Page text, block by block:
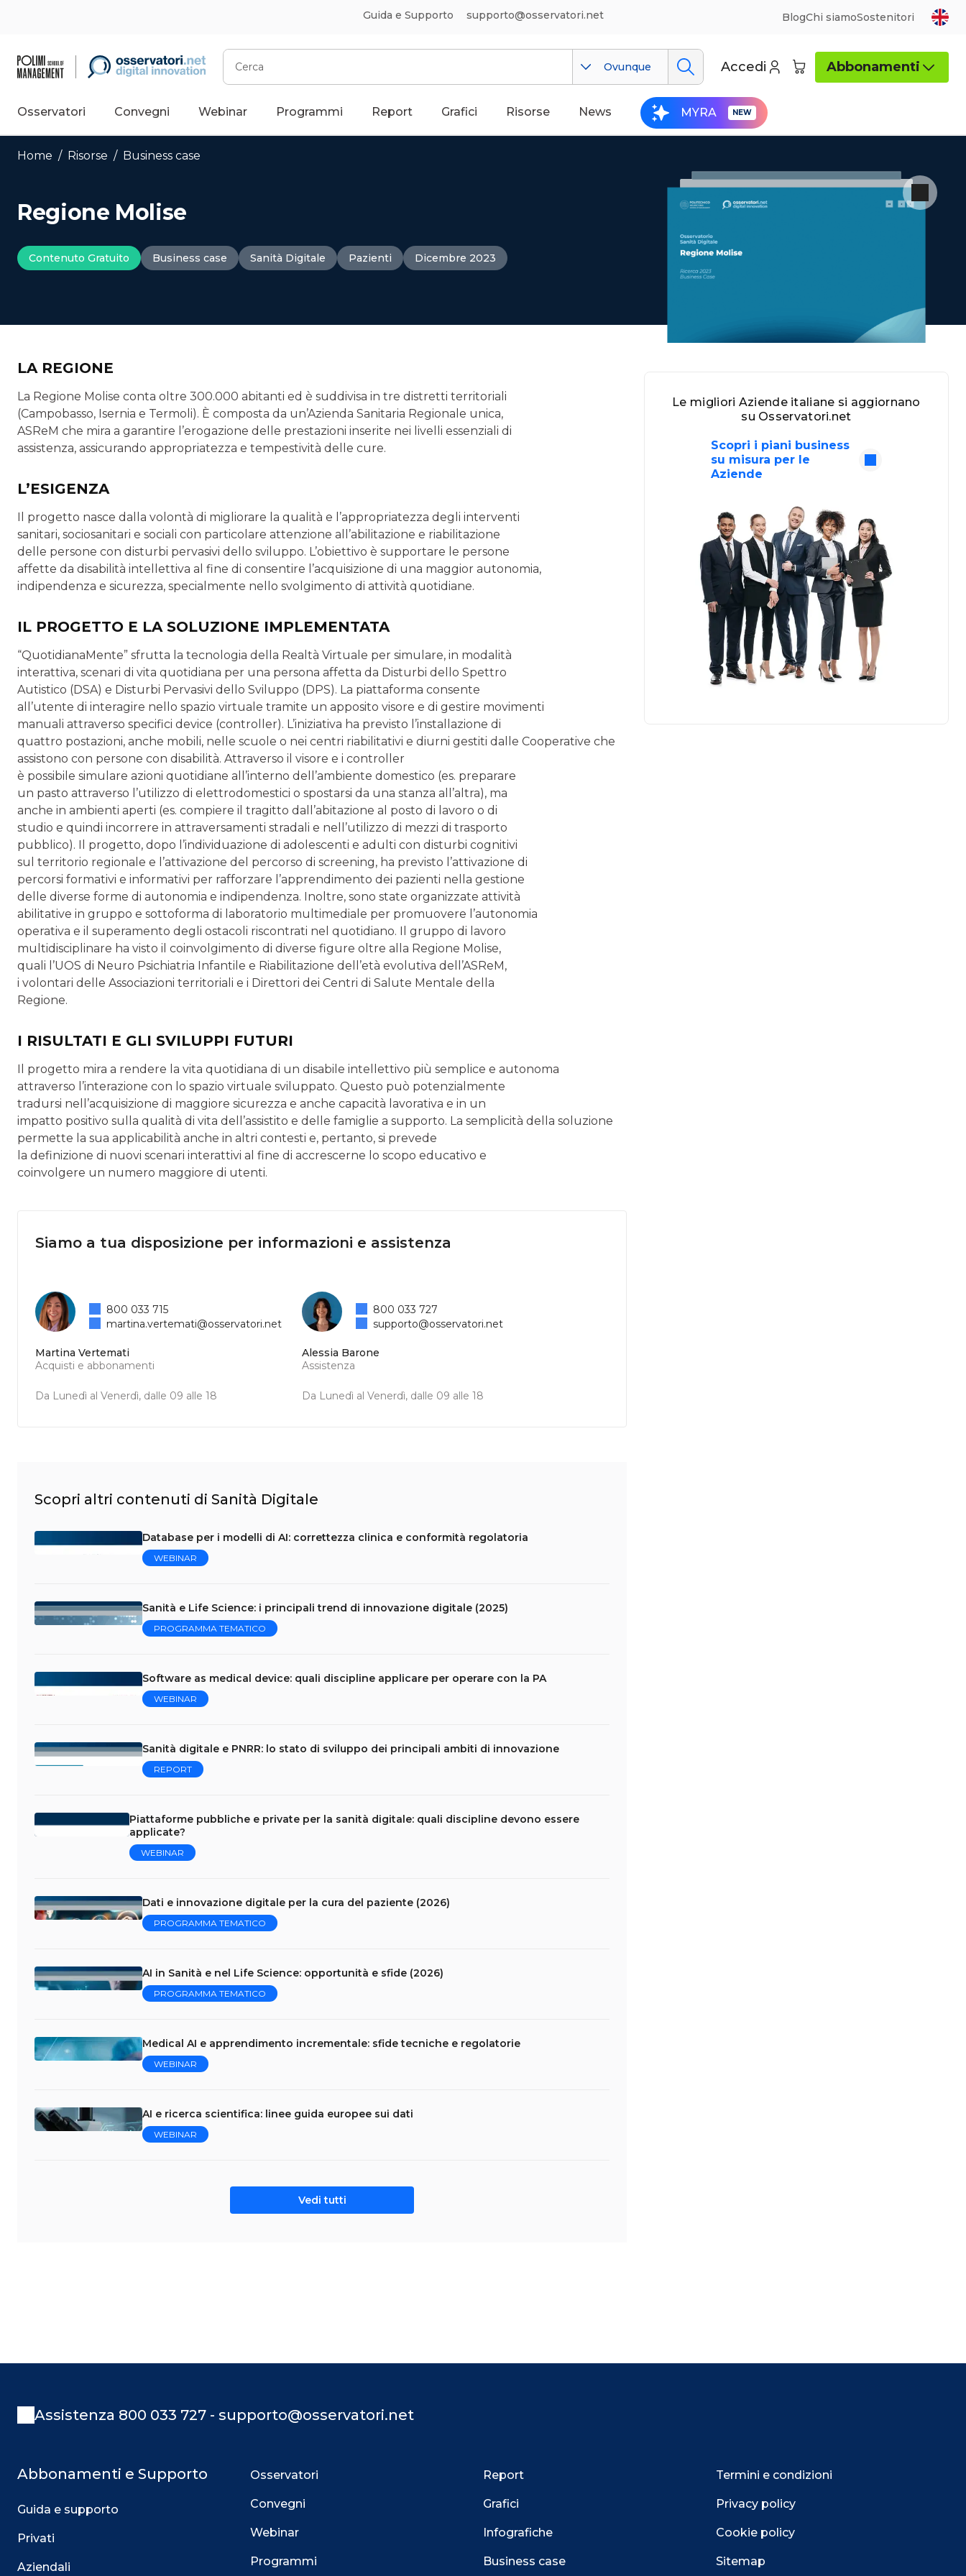
Guida e Supporto supporto@osservatori.net BlogChi siamoSostenitori
Cerca
Ovunque Accedi Abbonamenti
Osservatori Convegni Webinar Programmi Report Grafici Risorse News MYRA
Home / Risorse / Business case
Regione Molise
Contenuto Gratuito Business case Sanità Digitale Pazienti Dicembre 2023
LA REGIONE
La Regione Molise conta oltre 300.000 abitanti ed è suddivisa in tre distretti territoriali
(Campobasso, Isernia e Termoli). È composta da un’Azienda Sanitaria Regionale unica,
ASReM che mira a garantire l’erogazione delle prestazioni inserite nei livelli essenziali di
assistenza, assicurando appropriatezza e tempestività delle cure.
L’ESIGENZA
Il progetto nasce dalla volontà di migliorare la qualità e l’appropriatezza degli interventi
sanitari, sociosanitari e sociali con particolare attenzione all’abilitazione e riabilitazione
delle persone con disturbi pervasivi dello sviluppo. L’obiettivo è supportare le persone
affette da disabilità intellettiva al fine di consentire l’acquisizione di una maggior autonomia,
indipendenza e sicurezza, specialmente nello svolgimento di attività quotidiane.
IL PROGETTO E LA SOLUZIONE IMPLEMENTATA
“QuotidianaMente” sfrutta la tecnologia della Realtà Virtuale per simulare, in modalità
interattiva, scenari di vita quotidiana per una persona affetta da Disturbi dello Spettro
Autistico (DSA) e Disturbi Pervasivi dello Sviluppo (DPS). La piattaforma consente
all’utente di interagire nello spazio virtuale tramite un apposito visore e di gestire movimenti
manuali attraverso specifici device (controller). L’iniziativa ha previsto l’installazione di
quattro postazioni, anche mobili, nelle scuole o nei centri riabilitativi e diurni gestiti dalle Cooperative che
assistono con persone con disabilità. Attraverso il visore e i controller
è possibile simulare azioni quotidiane all’interno dell’ambiente domestico (es. preparare
un pasto attraverso l’utilizzo di elettrodomestici o spostarsi da una stanza all’altra), ma
anche in ambienti aperti (es. compiere il tragitto dall’abitazione al posto di lavoro o di
studio e quindi incorrere in attraversamenti stradali e nell’utilizzo di mezzi di trasporto
pubblico). Il progetto, dopo l’individuazione di adolescenti e adulti con disturbi cognitivi
sul territorio regionale e l’attivazione del percorso di screening, ha previsto l’attivazione di
percorsi formativi e informativi per rafforzare l’apprendimento dei pazienti nella gestione
delle diverse forme di autonomia e indipendenza. Inoltre, sono state organizzate attività
abilitative in gruppo e sottoforma di laboratorio multimediale per promuovere l’autonomia
operativa e il superamento degli ostacoli riscontrati nel quotidiano. Il gruppo di lavoro
multidisciplinare ha visto il coinvolgimento di diverse figure oltre alla Regione Molise,
quali l’UOS di Neuro Psichiatria Infantile e Riabilitazione dell’età evolutiva dell’ASReM,
i volontari delle Associazioni territoriali e i Direttori dei Centri di Salute Mentale della
Regione.
I RISULTATI E GLI SVILUPPI FUTURI
Il progetto mira a rendere la vita quotidiana di un disabile intellettivo più semplice e autonoma
attraverso l’interazione con lo spazio virtuale sviluppato. Questo può potenzialmente
tradursi nell’acquisizione di maggiore sicurezza e anche capacità lavorativa e in un
impatto positivo sulla qualità di vita dell’assistito e delle famiglie a supporto. La semplicità della soluzione
permette la sua applicabilità anche in altri contesti e, pertanto, si prevede
la definizione di nuovi scenari interattivi al fine di accrescerne lo scopo educativo e
coinvolgere un numero maggiore di utenti.
Siamo a tua disposizione per informazioni e assistenza
Martina Vertemati
Acquisti e abbonamenti
Da Lunedì al Venerdì, dalle 09 alle 18
800 033 715
martina.vertemati@osservatori.net
Alessia Barone
Assistenza
Da Lunedì al Venerdì, dalle 09 alle 18
800 033 727
supporto@osservatori.net
Scopri altri contenuti di Sanità Digitale
Database per i modelli di AI: correttezza clinica e conformità regolatoria
WEBINAR
Sanità e Life Science: i principali trend di innovazione digitale (2025)
PROGRAMMA TEMATICO
Software as medical device: quali discipline applicare per operare con la PA
WEBINAR
Sanità digitale e PNRR: lo stato di sviluppo dei principali ambiti di innovazione
REPORT
Piattaforme pubbliche e private per la sanità digitale: quali discipline devono essere
applicate?
WEBINAR
Dati e innovazione digitale per la cura del paziente (2026)
PROGRAMMA TEMATICO
AI in Sanità e nel Life Science: opportunità e sfide (2026)
PROGRAMMA TEMATICO
Medical AI e apprendimento incrementale: sfide tecniche e regolatorie
WEBINAR
AI e ricerca scientifica: linee guida europee sui dati
WEBINAR
Vedi tutti
Le migliori Aziende italiane si aggiornano
su Osservatori.net
Scopri i piani business
su misura per le
Aziende
Assistenza 800 033 727 - supporto@osservatori.net
Abbonamenti e Supporto
Guida e supporto
Privati
Aziendali
Osservatori
Convegni
Webinar
Programmi
Report
Grafici
Infografiche
Business case
Termini e condizioni
Privacy policy
Cookie policy
Sitemap